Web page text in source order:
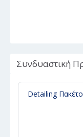
Συνδυαστική
Detailing